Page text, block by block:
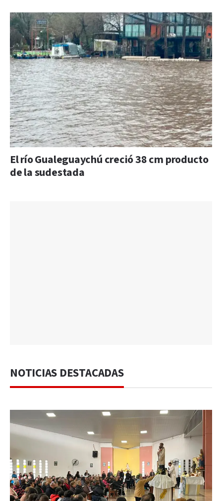
El río Gualeguaychú creció 38 cm producto
de la sudestada
NOTICIAS DESTACADAS